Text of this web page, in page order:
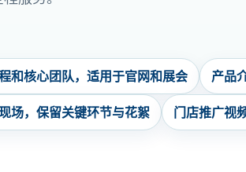
和核心团队，适用于官网和展会 产品
场，保留关键环节与花絮 门店推广视